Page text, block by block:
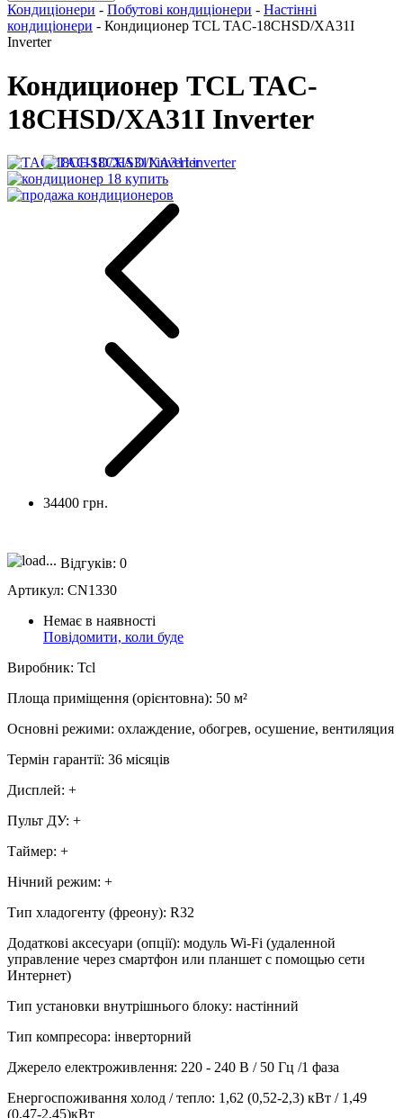
Кондиціонери - Побутові кондиціонери - Настінні
кондиціонери - Кондиционер TCL TAC-18CHSD/XA31I
Inverter
Кондиционер TCL TAC-
18CHSD/XA31I Inverter
34400 грн.
Відгуків: 0
Артикул: CN1330
Немає в наявності
Повідомити, коли буде
Виробник: Tcl
Площа приміщення (орієнтовна): 50 м²
Основні режими: охлаждение, обогрев, осушение, вентиляция
Термін гарантії: 36 місяців
Дисплей: +
Пульт ДУ: +
Таймер: +
Нічний режим: +
Тип хладогенту (фреону): R32
Додаткові аксесуари (опції): модуль Wi-Fi (удаленной
управление через смартфон или планшет с помощью сети
Интернет)
Тип установки внутрішнього блоку: настінний
Тип компресора: інверторний
Джерело електроживлення: 220 - 240 В / 50 Гц /1 фаза
Енергоспоживання холод / тепло: 1,62 (0,52-2,3) кВт / 1,49
(0,47-2,45)кВт